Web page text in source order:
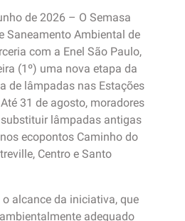
de 2026 – O Semasa
Saneamento Ambiental de
com a Enel São Paulo,
(1º) uma nova etapa da
de lâmpadas nas Estações
31 de agosto, moradores
lâmpadas antigas
ecopontos Caminho do
Centro e Santo
alcance da iniciativa, que
adequado